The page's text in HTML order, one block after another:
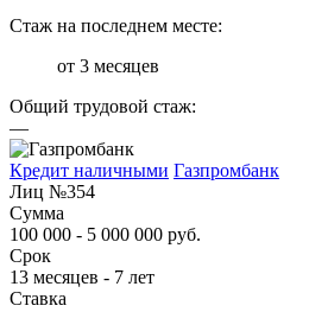
Стаж на последнем месте:
от 3 месяцев
Общий трудовой стаж:
—
Кредит наличными Газпромбанк
Лиц №354
Сумма
100 000 - 5 000 000 руб.
Срок
13 месяцев - 7 лет
Ставка